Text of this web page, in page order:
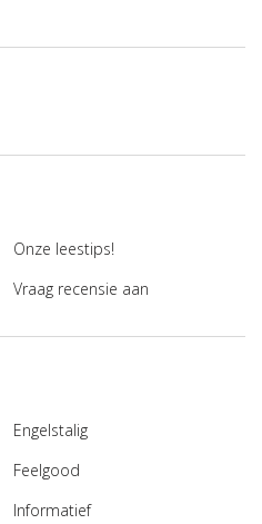
Onze leestips!
Vraag recensie aan
Engelstalig
Feelgood
Informatief